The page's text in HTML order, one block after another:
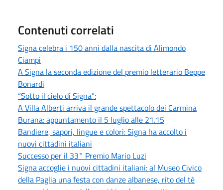
Contenuti correlati
Signa celebra i 150 anni dalla nascita di Alimondo
Ciampi
A Signa la seconda edizione del premio letterario Beppe
Bonardi
“Sotto il cielo di Signa”:
A Villa Alberti arriva il grande spettacolo dei Carmina
Burana: appuntamento il 5 luglio alle 21.15
Bandiere, sapori, lingue e colori: Signa ha accolto i
nuovi cittadini italiani
Successo per il 33° Premio Mario Luzi
Signa accoglie i nuovi cittadini italiani: al Museo Civico
della Paglia una festa con danze albanese, rito del tè